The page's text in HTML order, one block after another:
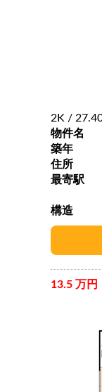
2K /
物件名
築年
住所
最寄駅
構造
13.5 万円